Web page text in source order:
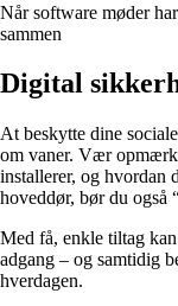
Når software møder
sammen
Digital
At beskytte dine
om vaner. Vær
installerer, og hvordan
hoveddør, bør du også
Med få, enkle tiltag
adgang – og samtidig
hverdagen.